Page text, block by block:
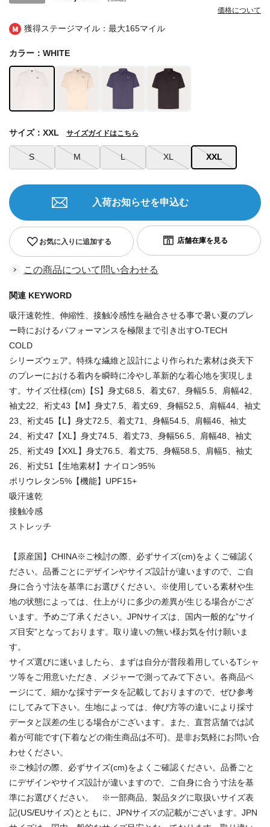
獲得ステージマイル：最大165マイル
価格について
カラー：WHITE
S M L XL XXL
サイズ：XXL サイズガイドはこちら
お気に入りに追加する
入荷お知らせを申込む
この商品について問い合わせる
関連 KEYWORD
吸汗速乾性、伸縮性、接触冷感性を融合させる事で暑い夏のプレ
ー時におけるパフォーマンスを極限まで引き出すO-TECH
COLD
シリーズウェア。特殊な繊維と設計により作られた素材は炎天下
のプレーにおける着内を瞬時に冷やし革新的な着心地を実現しま
す。サイズ仕様(cm)【S】身丈68.5、着丈67、身幅5.5、肩幅42、
袖丈22、裄丈43【M】身丈7.5、着丈69、身幅52.5、肩幅44、袖丈
23、裄丈45【L】身丈72.5、着丈71、身幅54.5、肩幅46、袖丈
24、裄丈47【XL】身丈74.5、着丈73、身幅56.5、肩幅48、袖丈
25、裄丈49【XXL】身丈76.5、着丈75、身幅58.5、肩幅5、袖丈
26、裄丈51【生地素材】ナイロン95%
ポリウレタン5%【機能】UPF15+
吸汗速乾
接触冷感
ストレッチ
【原産国】CHINA※ご検討の際、必ずサイズ(cm)をよくご確認く
ださい。品番ごとにデザインやサイズ設計が違いますので、ご自
身に合う寸法を基準にお選びください。※使用している素材や生
地の状態によっては、仕上がりに多少の差異が生じる場合がござ
います。予めご了承ください。JPNサイズは、国内一般的な”サイ
ズ目安”となっております。取り違いの無い様お気を付け願いま
す。
サイズ選びに迷いましたら、まずは自分が普段着用しているTシャ
ツ等をご用意いただき、メジャーで測ってみて下さい。各商品ペ
ージにて、細かな採寸データを記載しておりますので、ぜひ参考
にしてみて下さい。生地によっては、伸び方等の違いにより採寸
データと誤差の生じる場合がございます。また、直営店舗では試
着が可能です(下着などの衛生商品は不可)。是非お気軽にお問い合
わせください。
※ご検討の際、必ずサイズ(cm)をよくご確認ください。品番ごと
にデザインやサイズ設計が違いますので、ご自身に合う寸法を基
準にお選びください。 ※一部商品、製品タグに取扱いサイズ表
記(US/EUサイズ)とともに、JPNサイズの記載がございます。JPN